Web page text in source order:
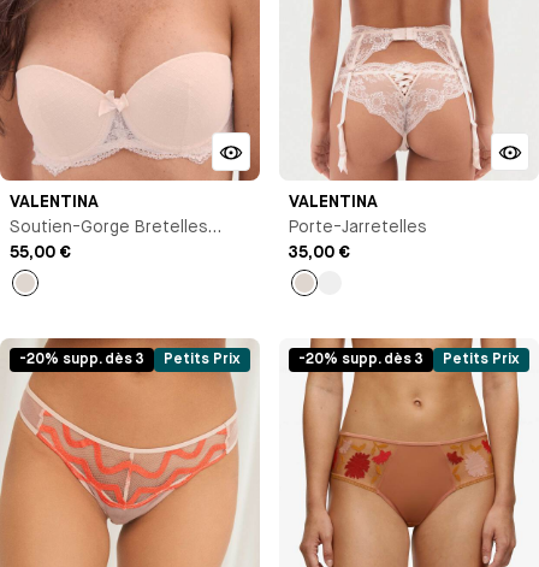
VALENTINA
Soutien-Gorge Bretelles
Amovibles
55,00 €
Talc
VALENTINA
Porte-Jarretelles
35,00 €
Talc
-20% supp. dès 3 Petits Prix -20% supp. dès 3 Petits Prix